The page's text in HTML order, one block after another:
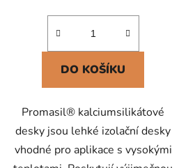
DO KOŠÍKU
Promasil® kalciumsilikátové
desky jsou lehké izolační desky
vhodné pro aplikace s vysokými